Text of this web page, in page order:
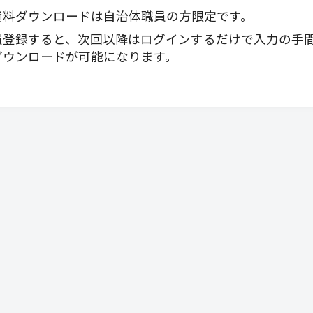
ダウンロードは自治体職員の方限定です。
録すると、次回以降はログインするだけで入力の手
ウンロードが可能になります。